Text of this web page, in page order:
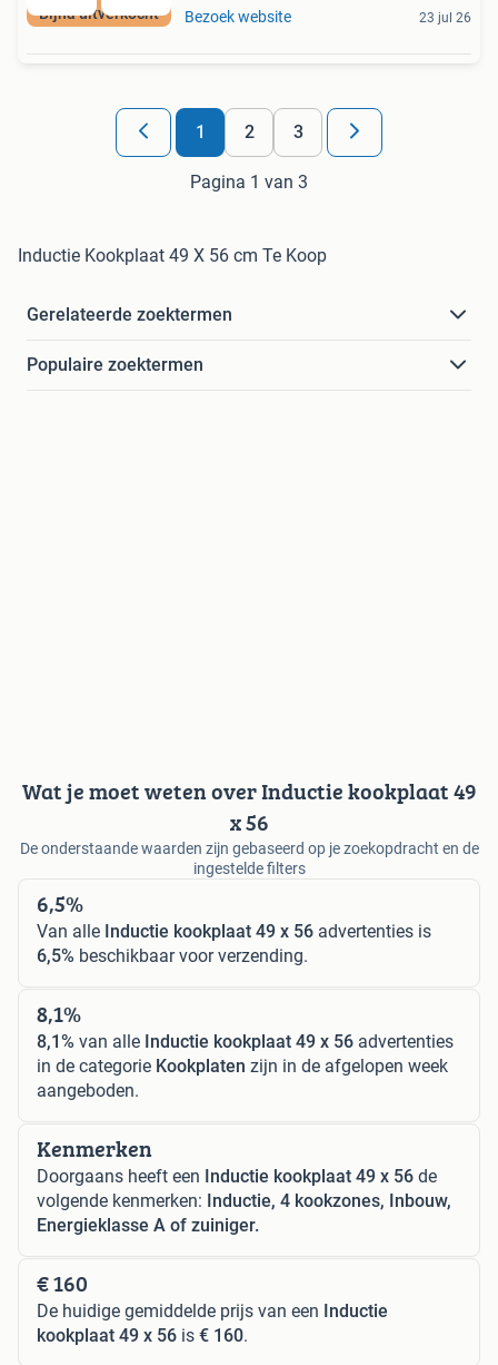
Bijna uitverkocht Bezoek website 23 jul 26
1 2 3
Pagina 1 van 3
Inductie Kookplaat 49 X 56 cm Te Koop
Gerelateerde zoektermen
Populaire zoektermen
Wat je moet weten over Inductie kookplaat 49
x 56
De onderstaande waarden zijn gebaseerd op je zoekopdracht en de
ingestelde filters
6,5%
Van alle Inductie kookplaat 49 x 56 advertenties is
6,5% beschikbaar voor verzending.
8,1%
8,1% van alle Inductie kookplaat 49 x 56 advertenties
in de categorie Kookplaten zijn in de afgelopen week
aangeboden.
Kenmerken
Doorgaans heeft een Inductie kookplaat 49 x 56 de
volgende kenmerken: Inductie, 4 kookzones, Inbouw,
Energieklasse A of zuiniger.
€ 160
De huidige gemiddelde prijs van een Inductie
kookplaat 49 x 56 is € 160.